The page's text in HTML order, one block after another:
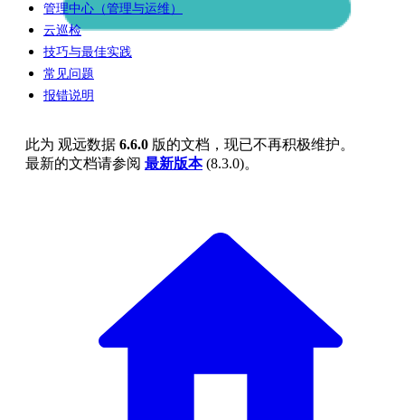
管理中心（管理与运维）
云巡检
技巧与最佳实践
常见问题
报错说明
此为 观远数据 6.6.0 版的文档，现已不再积极维护。
最新的文档请参阅 最新版本(8.3.0)。